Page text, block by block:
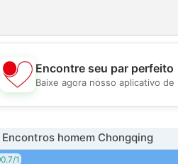
💖
Encontre seu par perfeito
Baixe agora nosso aplicativo de
Encontros homem Chongqing
0.7/1